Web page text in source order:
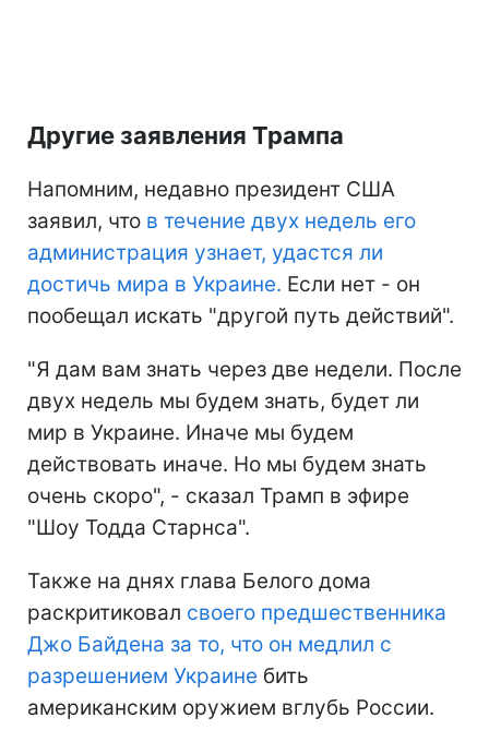
Другие заявления Трампа
Напомним, недавно президент США
заявил, что в течение двух недель его
администрация узнает, удастся ли
достичь мира в Украине. Если нет - он
пообещал искать "другой путь действий".
"Я дам вам знать через две недели. После
двух недель мы будем знать, будет ли
мир в Украине. Иначе мы будем
действовать иначе. Но мы будем знать
очень скоро", - сказал Трамп в эфире
"Шоу Тодда Старнса".
Также на днях глава Белого дома
раскритиковал своего предшественника
Джо Байдена за то, что он медлил с
разрешением Украине бить
американским оружием вглубь России.